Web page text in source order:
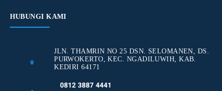
HUBUNGI KAMI
JLN. THAMRIN NO 25 DSN. SELOMANEN, DS.
PURWOKERTO, KEC. NGADILUWIH, KAB.
KEDIRI 64171
0812 3887 4441